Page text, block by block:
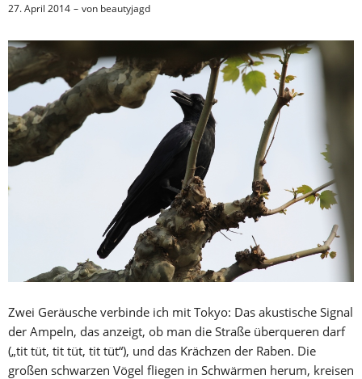
27. April 2014 von beautyjagd
Zwei Geräusche verbinde ich mit Tokyo: Das akustische Signal
der Ampeln, das anzeigt, ob man die Straße überqueren darf
(„tit tüt, tit tüt, tit tüt“), und das Krächzen der Raben. Die
großen schwarzen Vögel fliegen in Schwärmen herum, kreisen